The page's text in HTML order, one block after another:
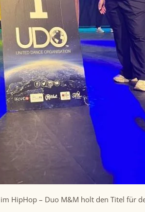
HipHop – Duo M&M holt den Titel für